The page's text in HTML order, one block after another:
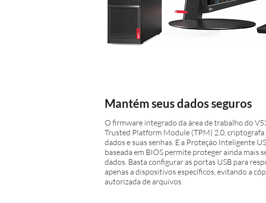
Mantém seus dados seguros
O firmware integrado da área de trabalho do
Trusted Platform Module (TPM) 2.0, criptografa
dados e suas senhas. E a Proteção Inteligente
baseada em BIOS permite proteger ainda mais
dados. Basta configurar as portas USB para
apenas a dispositivos específicos, evitando a
autorizada de arquivos.